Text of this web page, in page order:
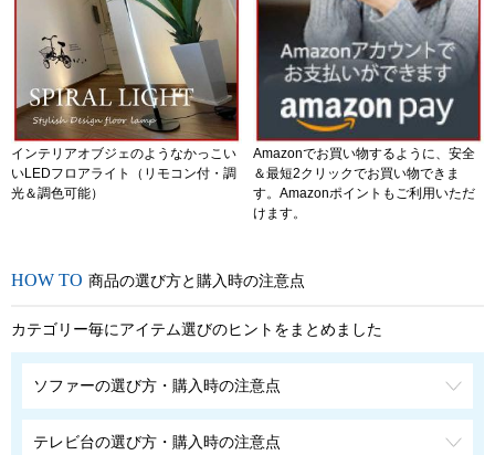
インテリアオブジェのようなかっこい
いLEDフロアライト（リモコン付・調
光＆調色可能）
Amazonでお買い物するように、安全
＆最短2クリックでお買い物できま
す。Amazonポイントもご利用いただ
けます。
商品の選び方と購入時の注意点
カテゴリー毎にアイテム選びのヒントをまとめました
ソファーの選び方・購入時の注意点
テレビ台の選び方・購入時の注意点